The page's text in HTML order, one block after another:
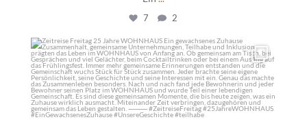
7 2
daswohnhausostfildern
Mai 15